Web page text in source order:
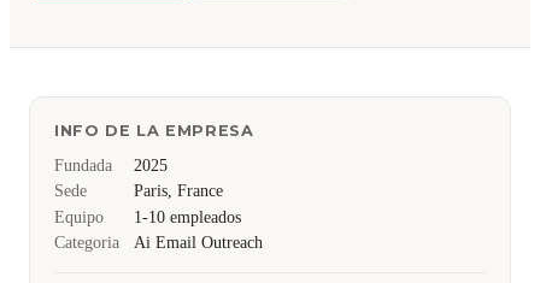
INFO DE LA EMPRESA
Fundada
2025
Sede
Paris, France
Equipo
1-10 empleados
Categoria
Ai Email Outreach